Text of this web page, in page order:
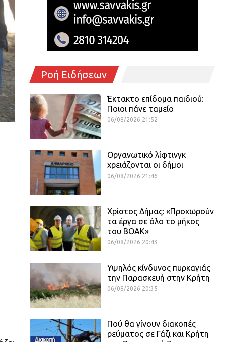
Ροή Ειδήσεων
Έκτακτο επίδομα παιδιού:
Ποιοι πάνε ταμείο
06/08/2026 21:52
Οργανωτικό λίφτινγκ
χρειάζονται οι δήμοι
06/08/2026 21:46
Χρίστος Δήμας: «Προχωρούν
τα έργα σε όλο το μήκος
του ΒΟΑΚ»
06/08/2026 20:43
Υψηλός κίνδυνος πυρκαγιάς
την Παρασκευή στην Κρήτη
06/08/2026 20:35
Πού θα γίνουν διακοπές
ρεύματος σε Γάζι και Κρήτη